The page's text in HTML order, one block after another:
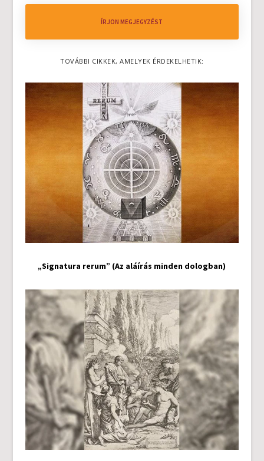
ÍRJON MEGJEGYZÉST
TOVÁBBI CIKKEK, AMELYEK ÉRDEKELHETIK:
„Signatura rerum” (Az aláírás minden dologban)